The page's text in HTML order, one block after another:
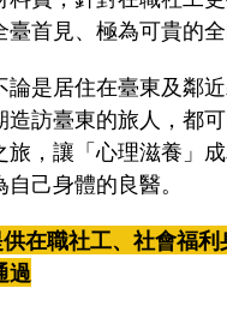
首見、極為可貴的全
論是居住在臺東及鄰
造訪臺東的旅人，都
旅，讓「心理滋養」
己身體的良醫。
在職社工、社會福利
過